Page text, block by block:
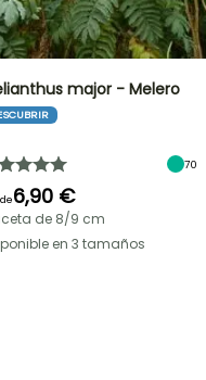
major - Melero
70
6,90 €
de 8/9 cm
en 3 tamaños